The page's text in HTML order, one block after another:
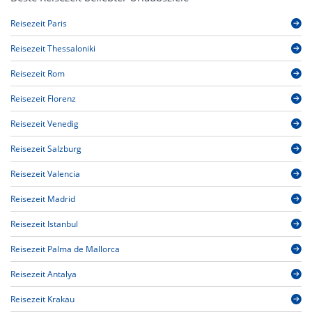
Reisezeit Paris
Reisezeit Thessaloniki
Reisezeit Rom
Reisezeit Florenz
Reisezeit Venedig
Reisezeit Salzburg
Reisezeit Valencia
Reisezeit Madrid
Reisezeit Istanbul
Reisezeit Palma de Mallorca
Reisezeit Antalya
Reisezeit Krakau